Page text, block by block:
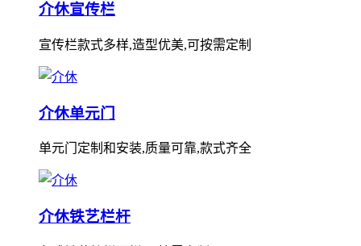
介休宣传栏
宣传栏款式多样,造型优美,可按需定制
介休单元门
单元门定制和安装,质量可靠,款式齐全
介休铁艺栏杆